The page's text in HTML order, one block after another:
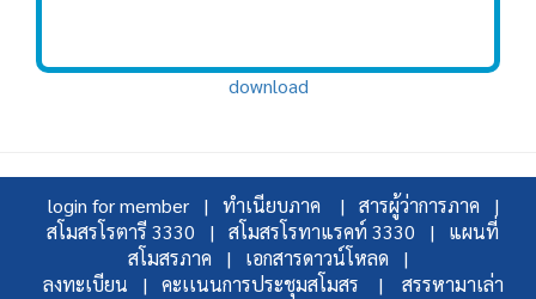
download
login for member | ทำเนียบภาค |
สารผู้ว่าการภาค |
สโมสรโรตารี 3330 |
สโมสรโรทาแรคท์ 3330 |
แผนที่
สโมสรภาค |
เอกสารดาวน์โหลด |
ลงทะเบียน |
คะเเนนการประชุมสโมสร | สรรหามาเล่า